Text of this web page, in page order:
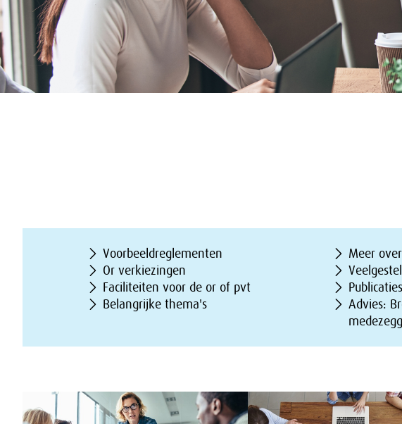
Voorbeeldreglementen
Or verkiezingen
Faciliteiten voor de or of pvt
Belangrijke thema's
Meer
Publicaties
Advies: